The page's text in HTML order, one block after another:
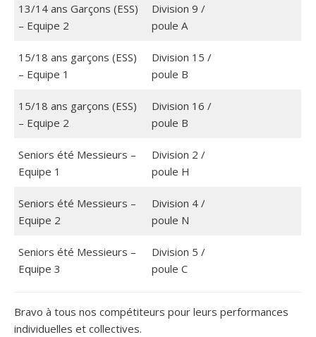
13/14 ans Garçons (ESS)
– Equipe 2
Division 9 /
poule A
15/18 ans garçons (ESS)
– Equipe 1
Division 15 /
poule B
15/18 ans garçons (ESS)
– Equipe 2
Division 16 /
poule B
Seniors été Messieurs –
Equipe 1
Division 2 /
poule H
Seniors été Messieurs –
Equipe 2
Division 4 /
poule N
Seniors été Messieurs –
Equipe 3
Division 5 /
poule C
Bravo à tous nos compétiteurs pour leurs performances
individuelles et collectives.